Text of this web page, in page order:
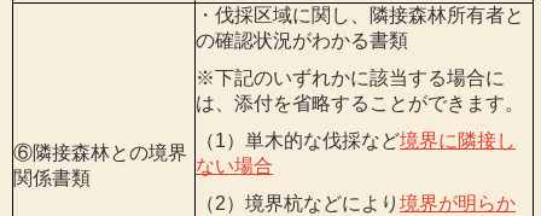
⑥隣接森林との境界
関係書類
・伐採区域に関し、隣接森林所有者と
の確認状況がわかる書類
※下記のいずれかに該当する場合に
は、添付を省略することができます。
（1）単木的な伐採など境界に隣接し
ない場合
（2）境界杭などにより 境界が明らか